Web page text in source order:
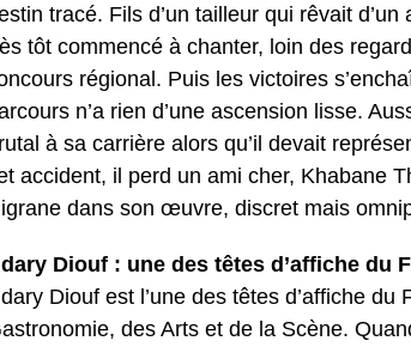
tracé. Fils d’un tailleur qui rêvait
tôt commencé à chanter, loin des
régional. Puis les victoires
n’a rien d’une ascension lisse.
à sa carrière alors qu’il devait
accident, il perd un ami cher, Khabane
dans son œuvre, discret mais
Diouf : une des têtes d’affiche du
Diouf est l’une des têtes d’affiche
des Arts et de la Scène.